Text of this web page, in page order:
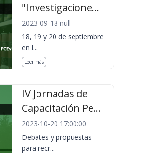
"Investigacione...
2023-09-18 null
18, 19 y 20 de septiembre
en l...
Leer más
IV Jornadas de
Capacitación Pe...
2023-10-20 17:00:00
Debates y propuestas
para recr...